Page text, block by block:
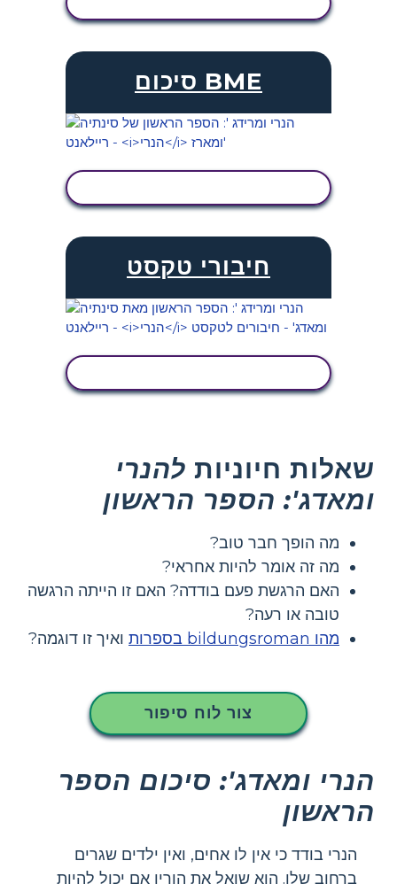
סיכום BME
חיבורי טקסט
שאלות חיוניות להנרי
ומאדג': הספר הראשון
מה הופך חבר טוב?
מה זה אומר להיות אחראי?
האם הרגשת פעם בודדה? האם זו הייתה הרגשה
טובה או רעה?
מהו bildungsroman בספרות
ואיך זו דוגמה?
צור לוח סיפור
הנרי ומאדג': סיכום הספר
הראשון
הנרי בודד כי אין לו אחים, ואין ילדים שגרים
ברחוב שלו. הוא שואל את הוריו אם יכול להיות